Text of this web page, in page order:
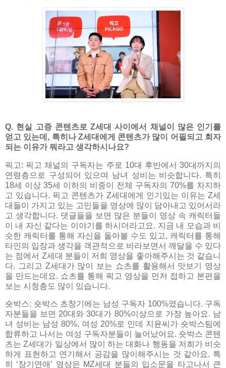
Q. 현실 고증 콘텐츠로 Z세대 사이에서 채널이 많은 인기를
얻고 있는데, 특히나 Z세대에게 콘텐츠가 많이 어필되고 회자
되는 이유가 뭐라고 생각하시나요?
픽고: 픽고 채널의 구독자는 주로 10대 후반에서 30대까지의
연령층으로 구성되어 있으며 남녀 성비는 비슷합니다. 특히
18세 이상 35세 이하의 비중이 전체 구독자의 70%를 차지하
고 있습니다. 픽고 콘텐츠가 Z세대에게 인기있는 이유는 Z세
대들이 가지고 있는 고민들을 영상에 많이 담아내고 있어서라
고 생각합니다. 댓글들을 보면 많은 분들이 영상 속 캐릭터들
이 내 자신 같다는 이야기를 하시더라고요. 지금 내 모습과 비
슷한 캐릭터를 통해 자신을 돌아볼 수도 있고, 캐릭터를 통해
타인의 입장과 생각을 객관적으로 바라보면서 깨달을 수 있다
는 점에서 Z세대 분들이 저희 영상을 좋아해주시는 것 같습니
다. 그리고 Z세대가 많이 보는 쇼츠를 활용해서 맛보기 영상
을 만드는데요. 쇼츠를 통해 픽고 영상을 먼저 접하고 본편을
보는 시청층도 많이 있습니다.
숏박스: 숏박스 초창기에는 남성 구독자 100%였습니다. 구독
자분들을 보면 20대와 30대가 80%이상으로 가장 높아요. 남
녀 성비는 남성 80%, 여성 20%로 인데 지윤씨가 숏박스팀에
합류하고 나서는 여성 구독자분들이 늘어났어요. 숏박스 콘텐
츠는 Z세대가 일상에서 많이 하는 대화나 행동을 저희가 비슷
하게 표현하고 연기해서 공감을 많이해주시는 것 같아요. 특
히 ‘장기연애’ 영상은 MZ세대 분들의 입소문을 타고나서 큰